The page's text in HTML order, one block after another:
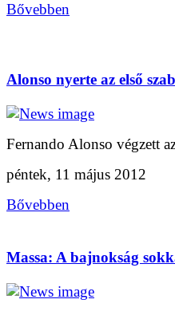
Bővebben
Alonso nyerte az első
Fernando Alonso végzett
péntek, 11 május 2012
Bővebben
Massa: A bajnokság